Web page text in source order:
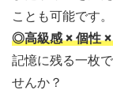
ことも可能です。
◎高級感 × 個性
記憶に残る一枚
せんか？